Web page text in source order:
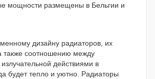
мощности размещены в Бельгии и
дизайну радиаторов, их
также соотношению между
действиями в
будет тепло и уютно. Радиаторы